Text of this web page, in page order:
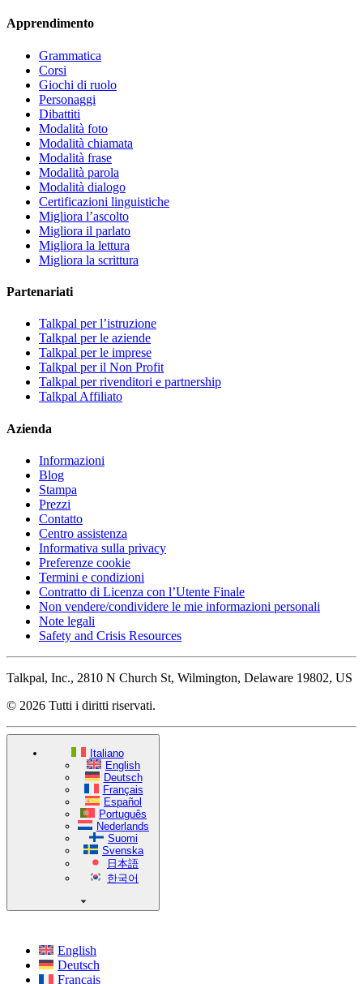
Apprendimento
Grammatica
Corsi
Giochi di ruolo
Personaggi
Dibattiti
Modalità foto
Modalità chiamata
Modalità frase
Modalità parola
Modalità dialogo
Certificazioni linguistiche
Migliora l’ascolto
Migliora il parlato
Migliora la lettura
Migliora la scrittura
Partenariati
Talkpal per l’istruzione
Talkpal per le aziende
Talkpal per le imprese
Talkpal per il Non Profit
Talkpal per rivenditori e partnership
Talkpal Affiliato
Azienda
Informazioni
Blog
Stampa
Prezzi
Contatto
Centro assistenza
Informativa sulla privacy
Preferenze cookie
Termini e condizioni
Contratto di Licenza con l’Utente Finale
Non vendere/condividere le mie informazioni personali
Note legali
Safety and Crisis Resources
Talkpal, Inc., 2810 N Church St, Wilmington, Delaware 19802, US
© 2026 Tutti i diritti riservati.
Italiano
English
Deutsch
Français
Español
Português
Nederlands
Suomi
Svenska
日本語
한국어
English
Deutsch
Français